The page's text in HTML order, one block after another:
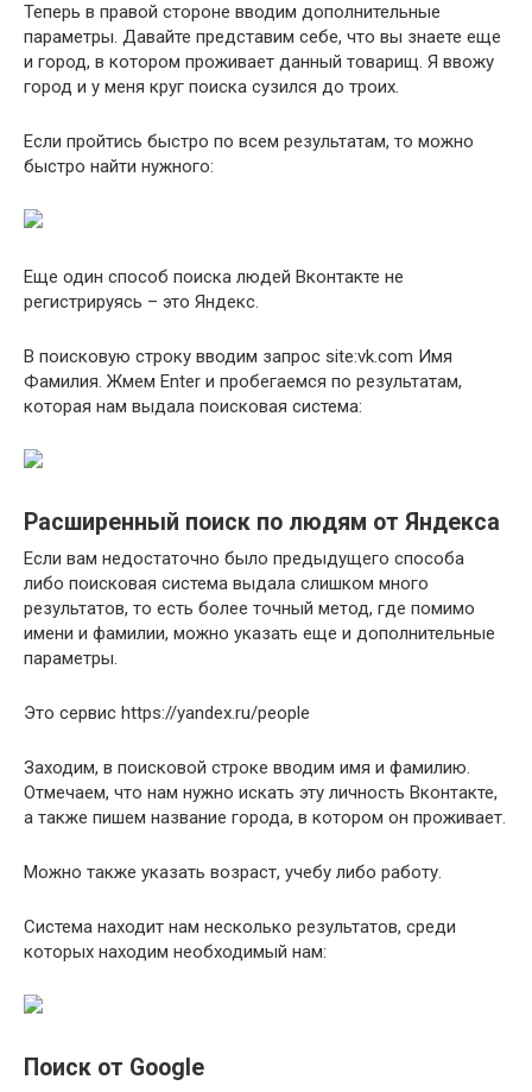
Теперь в правой стороне вводим дополнительные
параметры. Давайте представим себе, что вы знаете еще
и город, в котором проживает данный товарищ. Я ввожу
город и у меня круг поиска сузился до троих.
Если пройтись быстро по всем результатам, то можно
быстро найти нужного:
Еще один способ поиска людей Вконтакте не
регистрируясь – это Яндекс.
В поисковую строку вводим запрос site:vk.com Имя
Фамилия. Жмем Enter и пробегаемся по результатам,
которая нам выдала поисковая система:
Расширенный поиск по людям от Яндекса
Если вам недостаточно было предыдущего способа
либо поисковая система выдала слишком много
результатов, то есть более точный метод, где помимо
имени и фамилии, можно указать еще и дополнительные
параметры.
Это сервис https://yandex.ru/people
Заходим, в поисковой строке вводим имя и фамилию.
Отмечаем, что нам нужно искать эту личность Вконтакте,
а также пишем название города, в котором он проживает.
Можно также указать возраст, учебу либо работу.
Система находит нам несколько результатов, среди
которых находим необходимый нам:
Поиск от Google